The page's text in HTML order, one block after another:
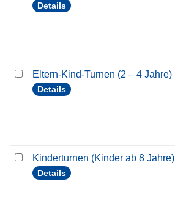
Details
Eltern-Kind-Turnen (2 – 4 Jahre)
Details
Kinderturnen (Kinder ab 8 Jahre)
Details